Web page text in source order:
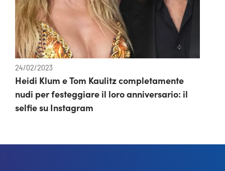
24/02/2023
Heidi Klum e Tom Kaulitz completamente
nudi per festeggiare il loro anniversario: il
selfie su Instagram